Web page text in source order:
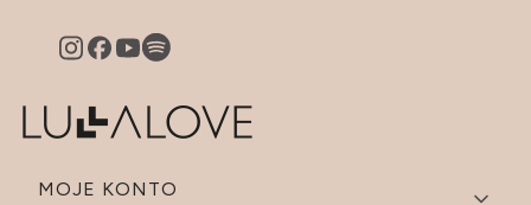
Linki w stopce
MOJE KONTO